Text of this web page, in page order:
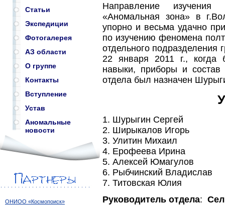
Статьи
Экспедиции
Фотогалерея
АЗ области
О группе
Контакты
Вступление
Устав
Аномальные
новости
ОНИОО «Космопоиск»
Направление изучения
«Аномальная зона» в
упорно и весьма удачно
по изучению феномена
отдельного
22 января 2011 г., когда
навыки, приборы и
отдела был назначен
1. Шурыгин Сергей
2. Ширыкалов Игорь
3. Улитин Михаил
4. Ерофеева Ирина
5. Алексей Юмагулов
6. Рыбчинский Владислав
7. Титовская Юлия
Руководитель отдела: